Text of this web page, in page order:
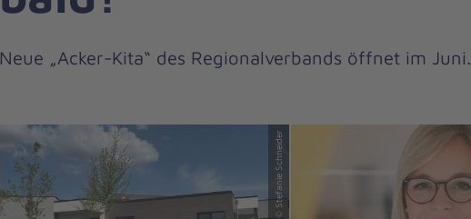
Neue „Acker-Kita“ des Regionalverbands öffnet im Juni.
© Stefanie Schneider